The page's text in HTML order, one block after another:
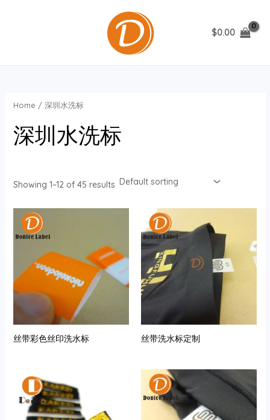
$0.00
Home / 深圳水洗标
深圳水洗标
Showing 1–12 of 45 results
丝带彩色丝印洗水标 丝带洗水标定制